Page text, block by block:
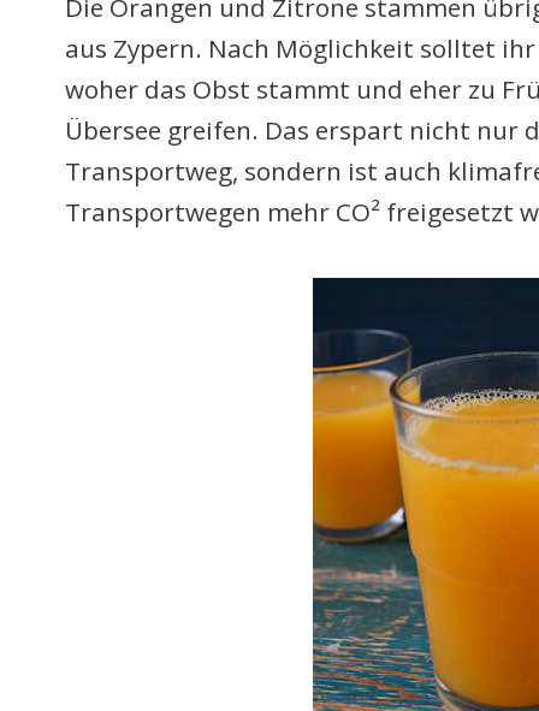
Die Orangen und Zitrone stammen
aus Zypern. Nach Möglichkeit solltet
woher das Obst stammt und eher zu
Übersee greifen. Das erspart nicht nur
Transportweg, sondern ist auch
Transportwegen mehr CO² freigesetzt